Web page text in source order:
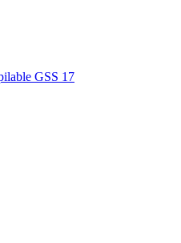
GSS 17